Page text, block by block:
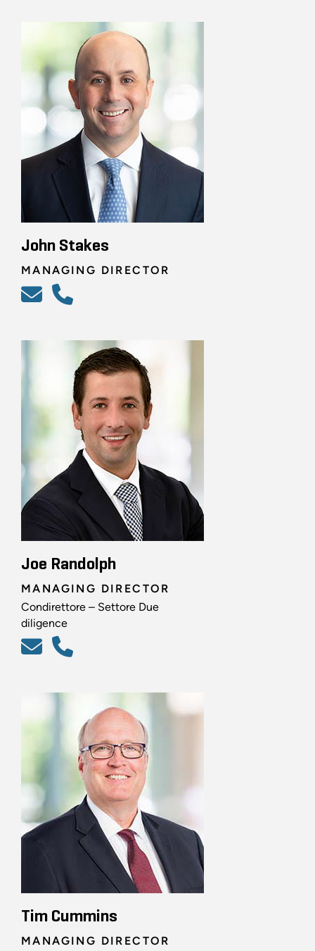
John Stakes
MANAGING DIRECTOR
Joe Randolph
MANAGING DIRECTOR
Condirettore – Settore Due
diligence
Tim Cummins
MANAGING DIRECTOR